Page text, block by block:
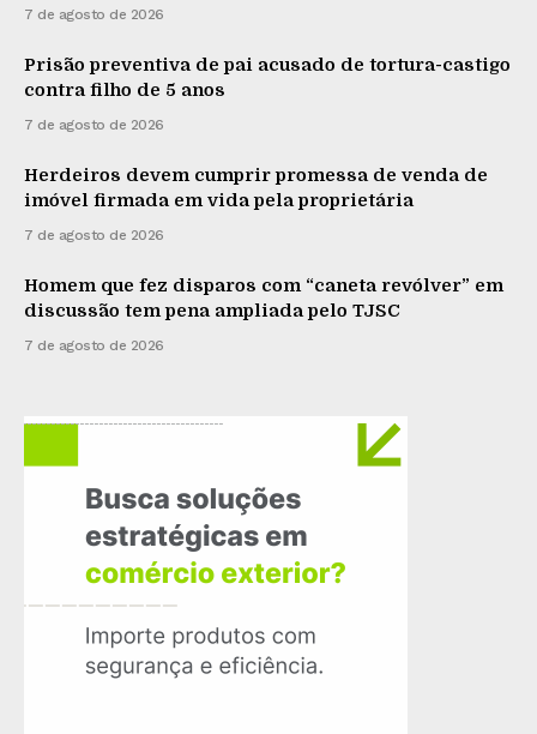
7 de agosto de 2026
Prisão preventiva de pai acusado de tortura-castigo
contra filho de 5 anos
7 de agosto de 2026
Herdeiros devem cumprir promessa de venda de
imóvel firmada em vida pela proprietária
7 de agosto de 2026
Homem que fez disparos com “caneta revólver” em
discussão tem pena ampliada pelo TJSC
7 de agosto de 2026